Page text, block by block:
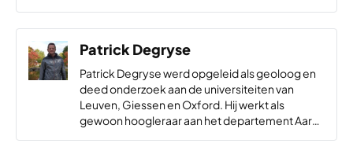
Patrick Degryse
Patrick Degryse werd opgeleid als geoloog en
deed onderzoek aan de universiteiten van
Leuven, Giessen en Oxford. Hij werkt als
gewoon hoogleraar aan het departement Aard-